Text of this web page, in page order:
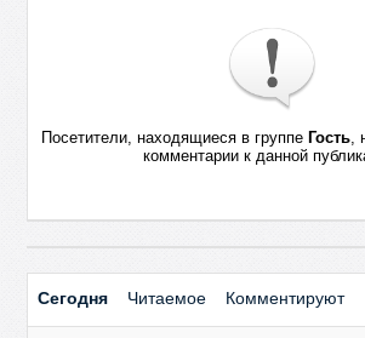
Посетители, находящиеся в группе Гость,
комментарии к данной
Сегодня Читаемое Комментируют